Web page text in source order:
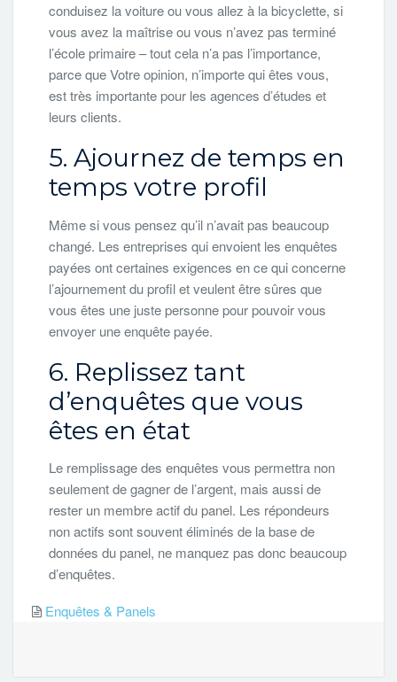
conduisez la voiture ou vous allez à la bicyclette, si
vous avez la maîtrise ou vous n’avez pas terminé
l’école primaire – tout cela n’a pas l’importance,
parce que Votre opinion, n’importe qui êtes vous,
est très importante pour les agences d’études et
leurs clients.
5. Ajournez de temps en
temps votre profil
Même si vous pensez qu’il n’avait pas beaucoup
changé. Les entreprises qui envoient les enquêtes
payées ont certaines exigences en ce qui concerne
l’ajournement du profil et veulent être sûres que
vous êtes une juste personne pour pouvoir vous
envoyer une enquête payée.
6. Replissez tant
d’enquêtes que vous
êtes en état
Le remplissage des enquêtes vous permettra non
seulement de gagner de l’argent, mais aussi de
rester un membre actif du panel. Les répondeurs
non actifs sont souvent éliminés de la base de
données du panel, ne manquez pas donc beaucoup
d’enquêtes.
Enquêtes & Panels